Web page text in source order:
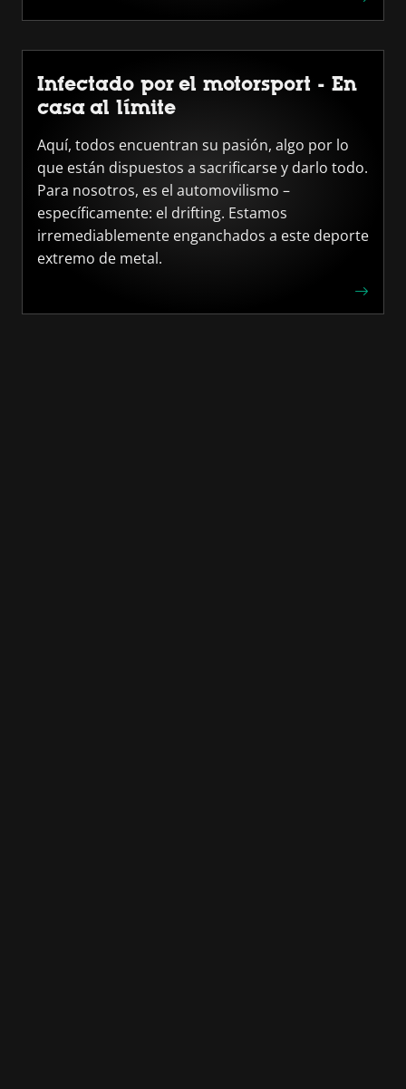
Infectado por el motorsport - En
casa al límite
Aquí, todos encuentran su pasión, algo por lo
que están dispuestos a sacrificarse y darlo todo.
Para nosotros, es el automovilismo –
específicamente: el drifting. Estamos
irremediablemente enganchados a este deporte
extremo de metal.